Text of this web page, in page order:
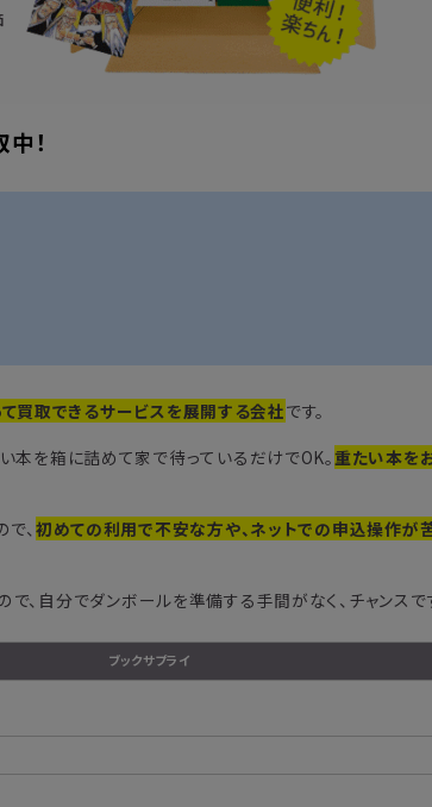
！
買取できるサービスを展開する会社です。
本を箱に詰めて家で待っているだけでOK。重たい本を
、初めての利用で不安な方や、ネットでの申込操作が
で、自分でダンボールを準備する手間がなく、チャンスで
ブックサプライ